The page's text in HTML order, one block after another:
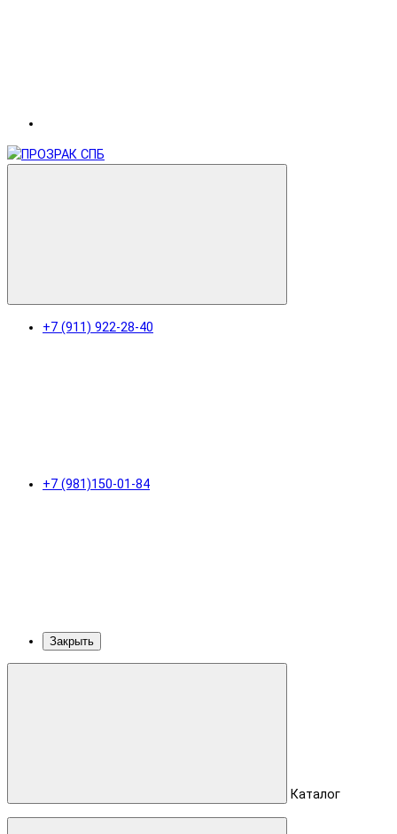
+7 (911) 922-28-40
+7 (981)150-01-84
Закрыть
Каталог